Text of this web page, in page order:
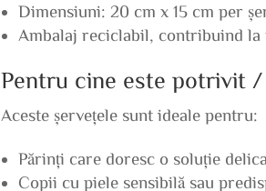
Dimensiuni: 20 cm x 15 cm per
Ambalaj reciclabil, contribuind la
Pentru cine este potrivit
Aceste șervețele sunt ideale pentru:
Părinți care doresc o soluție
Copii cu piele sensibilă sau